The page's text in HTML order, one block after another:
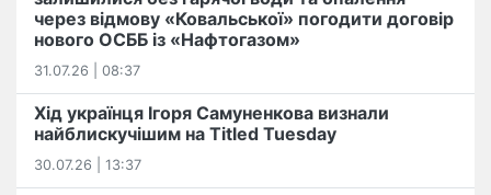
через відмову «Ковальської» погодити договір
нового ОСББ із «Нафтогазом»
31.07.26 | 08:37
Хід українця Ігоря Самуненкова визнали
найблискучішим на Titled Tuesday
30.07.26 | 13:37